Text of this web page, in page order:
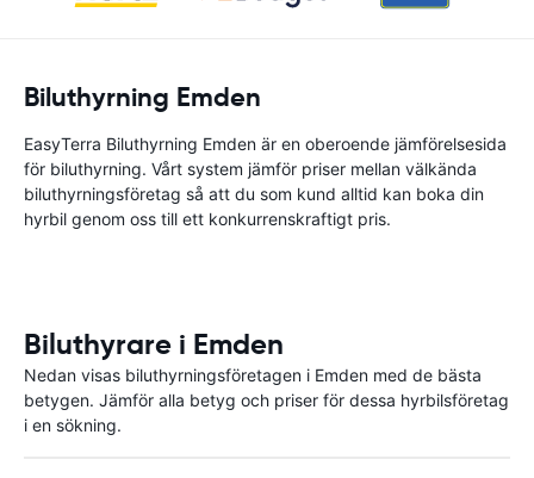
Biluthyrning Emden
EasyTerra Biluthyrning Emden är en oberoende jämförelsesida
för biluthyrning. Vårt system jämför priser mellan välkända
biluthyrningsföretag så att du som kund alltid kan boka din
hyrbil genom oss till ett konkurrenskraftigt pris.
Biluthyrare i Emden
Nedan visas biluthyrningsföretagen i Emden med de bästa
betygen. Jämför alla betyg och priser för dessa hyrbilsföretag
i en sökning.